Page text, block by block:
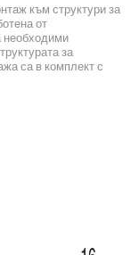
към структури за
от
необходими
за
са в комплект с